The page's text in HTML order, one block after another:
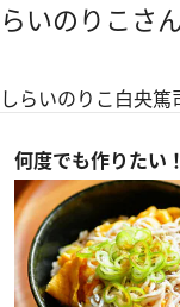
らいのりこさ
しらいのりこ白央篤
何度でも作りたい